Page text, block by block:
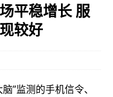
平稳增长 服
较好
”监测的手机信令、